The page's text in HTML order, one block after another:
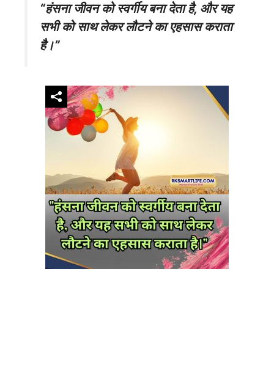
“हंसना जीवन को स्वर्गीय बना देता है, और यह
सभी को साथ लेकर लौटने का एहसास कराता
है।”